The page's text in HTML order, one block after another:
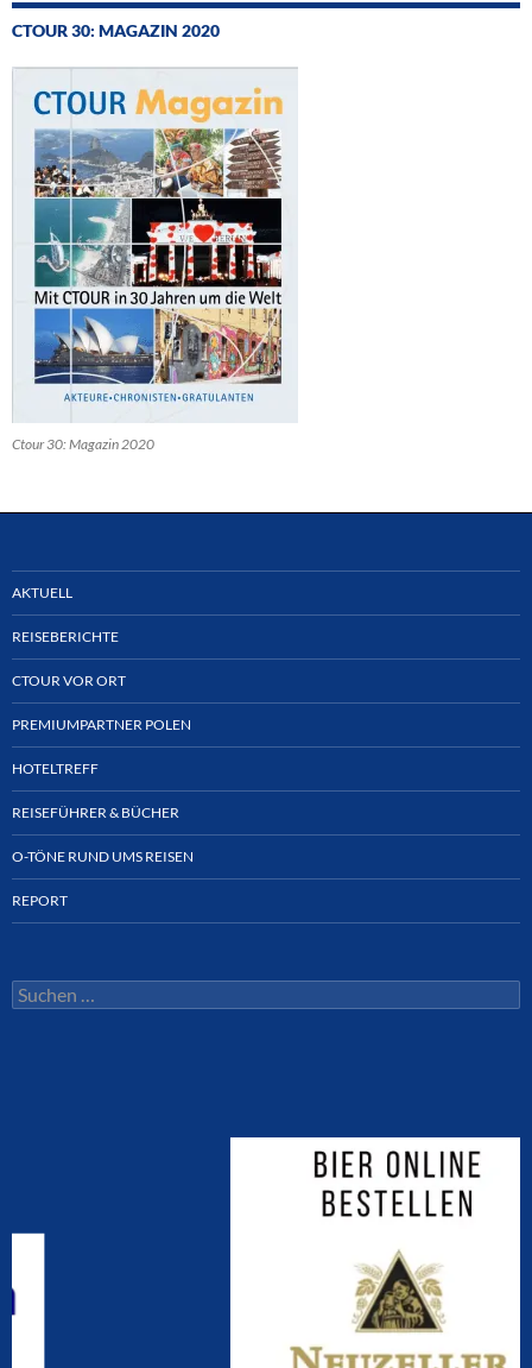
CTOUR 30: MAGAZIN 2020
Ctour 30: Magazin 2020
AKTUELL
REISEBERICHTE
CTOUR VOR ORT
PREMIUMPARTNER POLEN
HOTELTREFF
REISEFÜHRER & BÜCHER
O-TÖNE RUND UMS REISEN
REPORT
Suchen
nach: